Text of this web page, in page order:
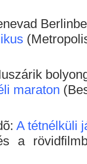
maraton
A tétnélküli
a